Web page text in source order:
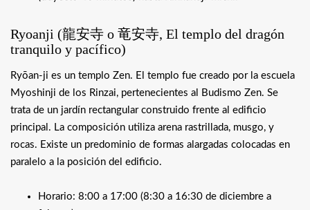
Ryoanji (龍安寺 o 竜安寺, El templo del dragón
tranquilo y pacífico)
Ryōan-ji es un templo Zen. El templo fue creado por la escuela
Myoshinji de los Rinzai, pertenecientes al Budismo Zen. Se
trata de un jardín rectangular construido frente al edificio
principal. La composición utiliza arena rastrillada, musgo, y
rocas. Existe un predominio de formas alargadas colocadas en
paralelo a la posición del edificio.
Horario: 8:00 a 17:00 (8:30 a 16:30 de diciembre a